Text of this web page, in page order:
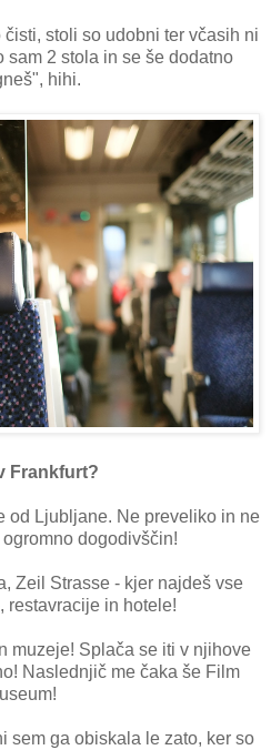
stoli so udobni ter včasih ni
2 stola in se še dodatno
hihi.
Frankfurt?
od Ljubljane. Ne preveliko in ne
dogodivščin!
Zeil Strasse - kjer najdeš vse
restavracije in hotele!
muzeje! Splača se iti v njihove
Naslednjič me čaka še Film
sem ga obiskala le zato, ker so